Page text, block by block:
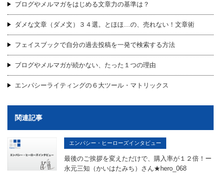
ブログやメルマガをはじめる文章力の基準は？
ダメな文章（ダメ文）３４選。とほほ…の、売れない！文章術
フェイスブックで自分の過去投稿を一発で検索する方法
ブログやメルマガが続かない、たった１つの理由
エンパシーライティングの６大ツール・マトリックス
関連記事
エンパシー・ヒーローズインタビュー
最後のご挨拶を変えただけで、購入率が１２倍！ー
永元三知（かいはたみち）さん★hero_068